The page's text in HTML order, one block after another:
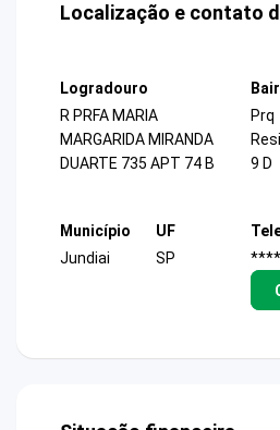
Localização e contato
Logradouro
R PRFA MARIA
MARGARIDA MIRANDA
DUARTE 735 APT 74 B
Prq
9 D
Município
Jundiai
UF
SP